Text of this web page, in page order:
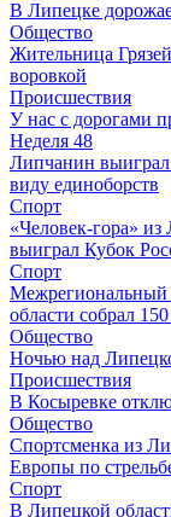
В Липецке
Общество
Жительница
воровкой
Происшествия
У нас с дорогами
Неделя 48
Липчанин выиграл
виду единоборств
Спорт
«Человек-гора»
выиграл Кубок
Спорт
Межрегиональный
области собрал
Общество
Ночью над
Происшествия
В Косыревке
Общество
Спортсменка из
Европы по
Спорт
В Липецкой